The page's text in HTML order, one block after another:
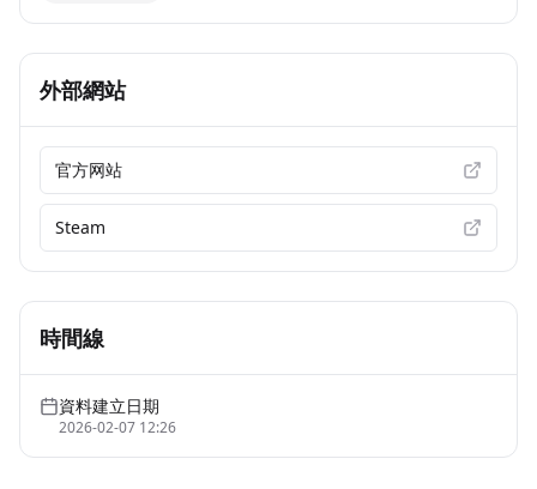
外部網站
官方网站
Steam
時間線
資料建立日期
2026-02-07 12:26